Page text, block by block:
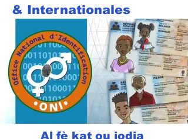
& Internationales
Al fè kat ou jodia